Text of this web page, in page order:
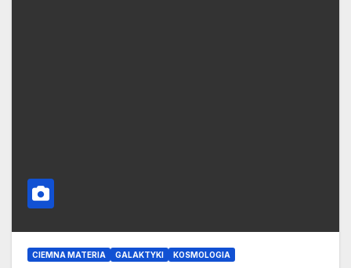
CIEMNA MATERIA GALAKTYKI KOSMOLOGIA